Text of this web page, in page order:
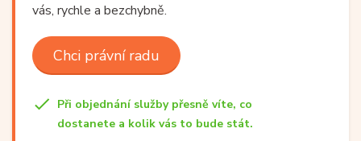
vás, rychle a bezchybně.
Chci právní radu
Při objednání služby přesně víte, co
dostanete a kolik vás to bude stát.